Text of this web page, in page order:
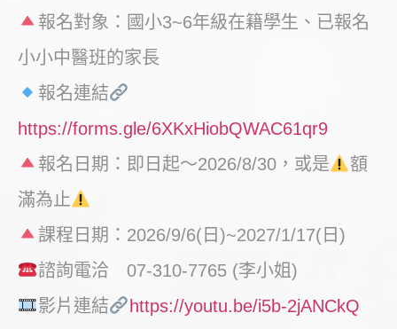
報名對象：國小3~6年級在籍學生、已報名
小小中醫班的家長
報名連結
https://forms.gle/6XKxHiobQWAC61qr9
報名日期：即日起～2026/8/30，或是
額
滿為止
課程日期：2026/9/6(日)~2027/1/17(日)
諮詢電洽 07-310-7765 (李小姐)
影片連結
https://youtu.be/i5b-2jANCkQ